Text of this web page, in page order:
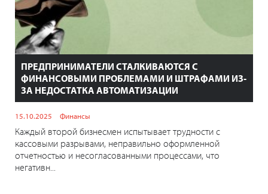
ПРЕДПРИНИМАТЕЛИ СТАЛКИВАЮТСЯ С
ФИНАНСОВЫМИ ПРОБЛЕМАМИ И ШТРАФАМИ ИЗ-
ЗА НЕДОСТАТКА АВТОМАТИЗАЦИИ
15.10.2025 Финансы
Каждый второй бизнесмен испытывает трудности с
кассовыми разрывами, неправильно оформленной
отчетностью и несогласованными процессами, что
негативн...